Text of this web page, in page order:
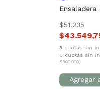
Ensaladera
$51.235
3 cuotas sin
6 cuotas sin
$300.000)